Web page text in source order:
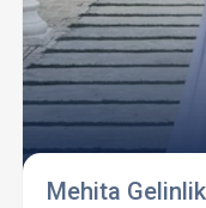
Mehita Gelinlik